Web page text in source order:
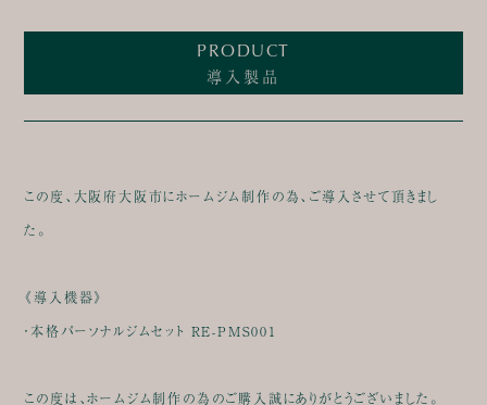
PRODUCT
導入製品
この度、大阪府大阪市にホームジム制作の為、ご導入させて頂きまし
た。
《導入機器》
・本格パーソナルジムセット RE-PMS001
この度は、ホームジム制作の為のご購入誠にありがとうございました。